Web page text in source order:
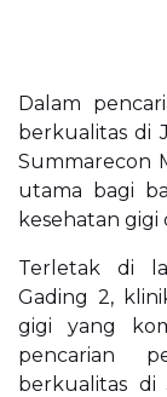
Dalam
berkualitas di
Summarecon
utama bagi
kesehatan
Terletak di
Gading 2,
gigi yang
pencarian
berkualitas di